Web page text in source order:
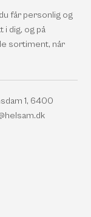
får personlig og
i dig, og på
sortiment, når
1, 6400